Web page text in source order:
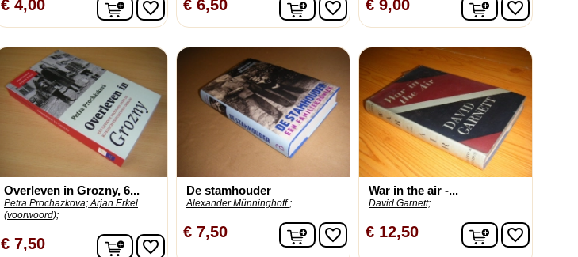
€ 4,00 favorite_border € 6,50 favorite_border € 9,00 favorite_border
Overleven in Grozny, 6...
Petra Prochazkova; Arjan Erkel
(voorwoord);
€ 7,50 In winkelwagen
favorite_border
De stamhouder
Alexander Münninghoff ;
€ 7,50 In winkelwagen
favorite_border
War in the air -...
David Garnett;
€ 12,50 Infavorite_border